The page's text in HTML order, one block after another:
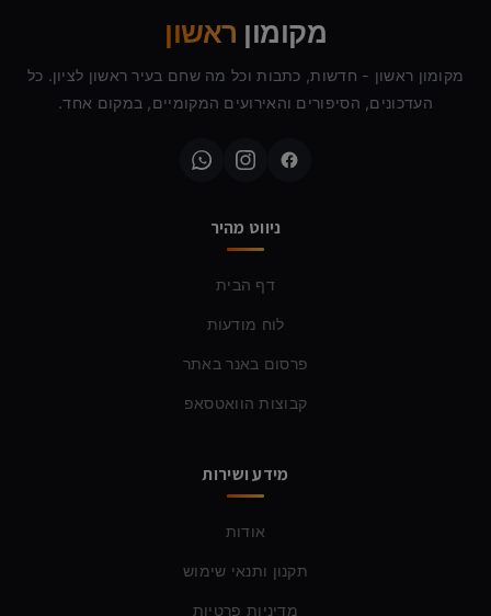
מקומון ראשון
מקומון ראשון - חדשות, כתבות וכל מה שחם בעיר ראשון לציון. כל
העדכונים, הסיפורים והאירועים המקומיים, במקום אחד.
ניווט מהיר
דף הבית
לוח מודעות
פרסום באנר באתר
קבוצות הוואטסאפ
מידע ושירות
אודות
תקנון ותנאי שימוש
מדיניות פרטיות